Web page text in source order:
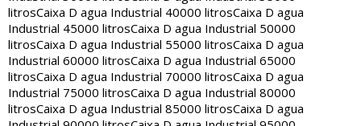
litrosCaixa D agua Industrial 40000 litrosCaixa D agua
Industrial 45000 litrosCaixa D agua Industrial 50000
litrosCaixa D agua Industrial 55000 litrosCaixa D agua
Industrial 60000 litrosCaixa D agua Industrial 65000
litrosCaixa D agua Industrial 70000 litrosCaixa D agua
Industrial 75000 litrosCaixa D agua Industrial 80000
litrosCaixa D agua Industrial 85000 litrosCaixa D agua